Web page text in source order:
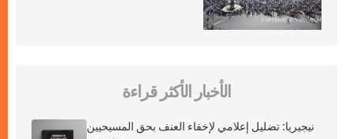
الأخبار الأكثر قراءة
نيجيريا: تضليل إعلامي لإخفاء العنف بحق المسيحيين